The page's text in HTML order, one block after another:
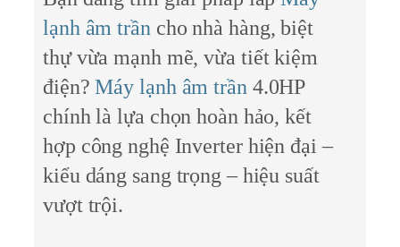
lạnh âm trần cho nhà hàng, biệt
thự vừa mạnh mẽ, vừa tiết kiệm
điện? Máy lạnh âm trần 4.0HP
chính là lựa chọn hoàn hảo, kết
hợp công nghệ Inverter hiện đại –
kiểu dáng sang trọng – hiệu suất
vượt trội.